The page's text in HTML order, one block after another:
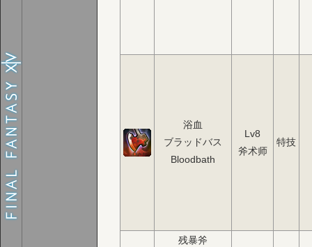
浴血
ブラッドバス
Bloodbath
Lv8
斧术师
特技
残暴斧